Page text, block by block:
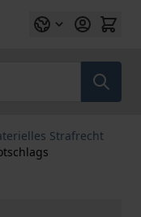
Strafrecht